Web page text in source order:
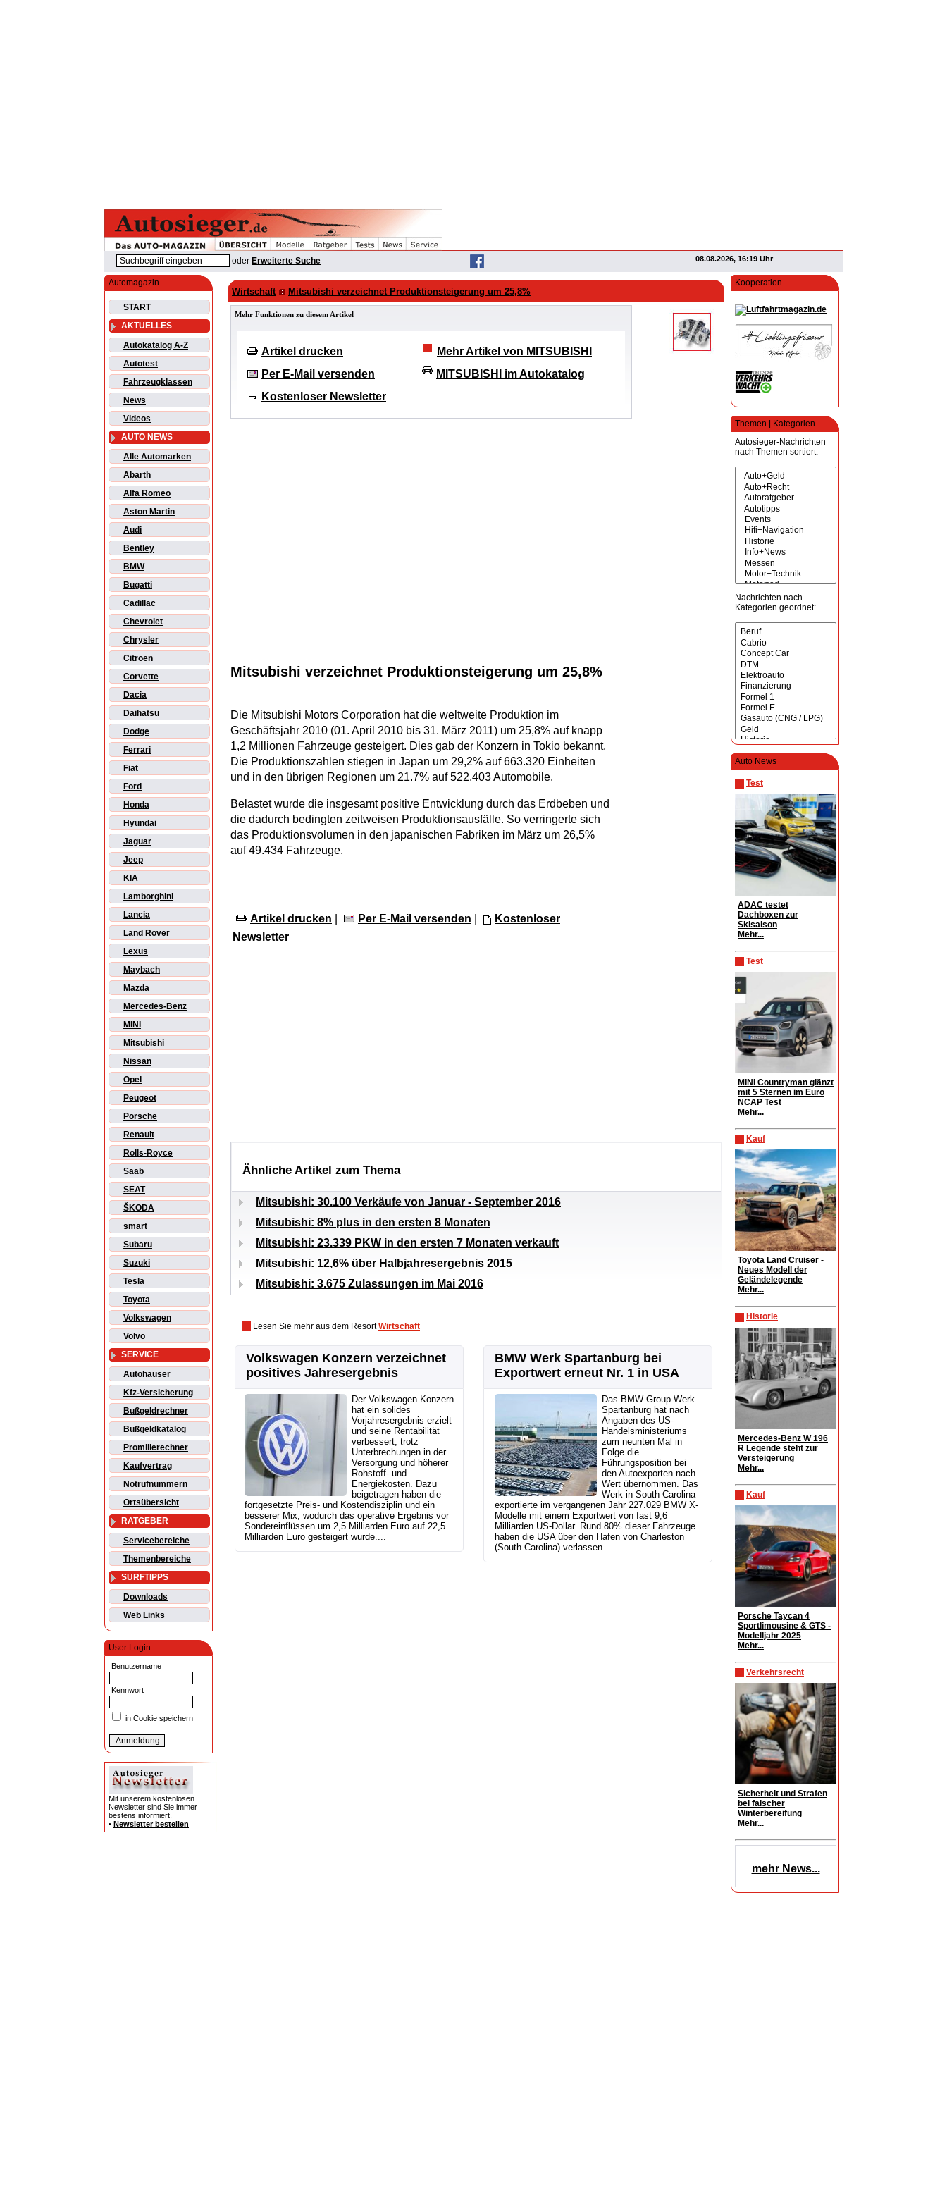
oder Erweiterte Suche 08.08.2026, 16:19 Uhr
Automagazin
START
AKTUELLES
Autokatalog A-Z
Autotest
Fahrzeugklassen
News
Videos
AUTO NEWS
Alle Automarken
Abarth
Alfa Romeo
Aston Martin
Audi
Bentley
BMW
Bugatti
Cadillac
Chevrolet
Chrysler
Citroën
Corvette
Dacia
Daihatsu
Dodge
Ferrari
Fiat
Ford
Honda
Hyundai
Jaguar
Jeep
KIA
Lamborghini
Lancia
Land Rover
Lexus
Maybach
Mazda
Mercedes-Benz
MINI
Mitsubishi
Nissan
Opel
Peugeot
Porsche
Renault
Rolls-Royce
Saab
SEAT
ŠKODA
smart
Subaru
Suzuki
Tesla
Toyota
Volkswagen
Volvo
SERVICE
Autohäuser
Kfz-Versicherung
Bußgeldrechner
Bußgeldkatalog
Promillerechner
Kaufvertrag
Notrufnummern
Ortsübersicht
RATGEBER
Servicebereiche
Themenbereiche
SURFTIPPS
Downloads
Web Links
User Login
Benutzername
Kennwort
in Cookie speichern
Mit unserem kostenlosen
Newsletter sind Sie immer
bestens informiert.
• Newsletter bestellen
Kooperation
Themen | Kategorien
Autosieger-Nachrichten
nach Themen sortiert:
Nachrichten nach
Kategorien geordnet:
Auto News
Test
ADAC testet
Dachboxen zur
Skisaison
Mehr...
Test
MINI Countryman glänzt
mit 5 Sternen im Euro
NCAP Test
Mehr...
Kauf
Toyota Land Cruiser -
Neues Modell der
Geländelegende
Mehr...
Historie
Mercedes-Benz W 196
R Legende steht zur
Versteigerung
Mehr...
Kauf
Porsche Taycan 4
Sportlimousine & GTS -
Modelljahr 2025
Mehr...
Verkehrsrecht
Sicherheit und Strafen
bei falscher
Winterbereifung
Mehr...
mehr News...
Wirtschaft Mitsubishi verzeichnet Produktionsteigerung um 25,8%
Mehr Funktionen zu diesem Artikel
Artikel drucken
Per E-Mail versenden
Kostenloser Newsletter
Mehr Artikel von MITSUBISHI
MITSUBISHI im Autokatalog
Mitsubishi verzeichnet Produktionsteigerung um 25,8%
Die Mitsubishi Motors Corporation hat die weltweite Produktion im
Geschäftsjahr 2010 (01. April 2010 bis 31. März 2011) um 25,8% auf knapp
1,2 Millionen Fahrzeuge gesteigert. Dies gab der Konzern in Tokio bekannt.
Die Produktionszahlen stiegen in Japan um 29,2% auf 663.320 Einheiten
und in den übrigen Regionen um 21.7% auf 522.403 Automobile.
Belastet wurde die insgesamt positive Entwicklung durch das Erdbeben und
die dadurch bedingten zeitweisen Produktionsausfälle. So verringerte sich
das Produktionsvolumen in den japanischen Fabriken im März um 26,5%
auf 49.434 Fahrzeuge.
Artikel drucken Per E-Mail versenden
Kostenloser
Newsletter
Ähnliche Artikel zum Thema
Mitsubishi: 30.100 Verkäufe von Januar - September 2016
Mitsubishi: 8% plus in den ersten 8 Monaten
Mitsubishi: 23.339 PKW in den ersten 7 Monaten verkauft
Mitsubishi: 12,6% über Halbjahresergebnis 2015
Mitsubishi: 3.675 Zulassungen im Mai 2016
Lesen Sie mehr aus dem ResortWirtschaft
Volkswagen Konzern verzeichnet
positives Jahresergebnis
Der Volkswagen Konzern
hat ein solides
Vorjahresergebnis erzielt
und seine Rentabilität
verbessert, trotz
Unterbrechungen in der
Versorgung und höherer
Rohstoff- und
Energiekosten. Dazu
beigetragen haben die
fortgesetzte Preis- und Kostendisziplin und ein
besserer Mix, wodurch das operative Ergebnis vor
Sondereinflüssen um 2,5 Milliarden Euro auf 22,5
Milliarden Euro gesteigert wurde....
BMW Werk Spartanburg bei
Exportwert erneut Nr. 1 in USA
Das BMW Group Werk
Spartanburg hat nach
Angaben des US-
Handelsministeriums
zum neunten Mal in
Folge die
Führungsposition bei
den Autoexporten nach
Wert übernommen. Das
Werk in South Carolina
exportierte im vergangenen Jahr 227.029 BMW X-
Modelle mit einem Exportwert von fast 9,6
Milliarden US-Dollar. Rund 80% dieser Fahrzeuge
haben die USA über den Hafen von Charleston
(South Carolina) verlassen....